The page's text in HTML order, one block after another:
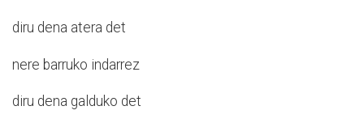
diru dena atera det
nere barruko indarrez
diru dena galduko det